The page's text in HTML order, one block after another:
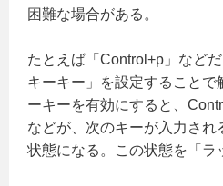
困難な場合がある。
たとえば「Control+p」など
キーキー」を設定することで
ーキーを有効にすると、
などが、次のキーが入力さ
状態になる。この状態を「ラ